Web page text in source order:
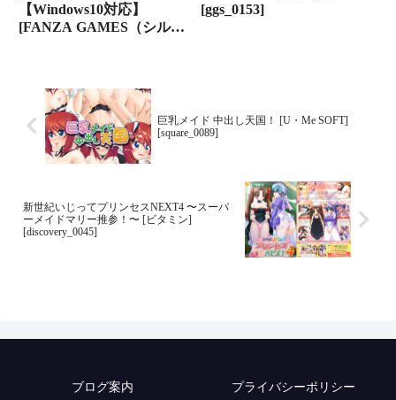
【Windows10対応】
[FANZA GAMES（シルキ
[ggs_0153]
巨乳メイド 中出し天国！ [U・Me SOFT]
[square_0089]
新世紀いじってプリンセスNEXT4 〜スーパ
ーメイドマリー推参！〜 [ビタミン]
[discovery_0045]
ブログ案内 プライバシーポリシー